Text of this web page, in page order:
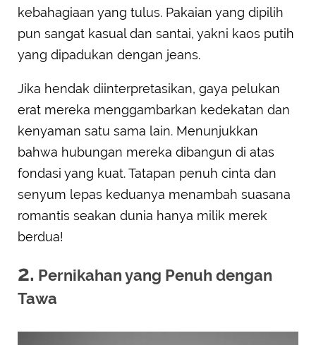
kebahagiaan yang tulus. Pakaian yang dipilih
pun sangat kasual dan santai, yakni kaos putih
yang dipadukan dengan jeans.
Jika hendak diinterpretasikan, gaya pelukan
erat mereka menggambarkan kedekatan dan
kenyaman satu sama lain. Menunjukkan
bahwa hubungan mereka dibangun di atas
fondasi yang kuat. Tatapan penuh cinta dan
senyum lepas keduanya menambah suasana
romantis seakan dunia hanya milik merek
berdua!
2. Pernikahan yang Penuh dengan
Tawa